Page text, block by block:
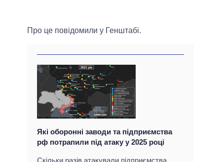
Про це повідомили у Генштабі.
Які оборонні заводи та підприємства
рф потрапили під атаку у 2025 році